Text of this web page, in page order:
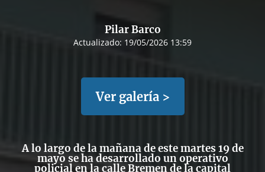
Pilar Barco
Actualizado: 19/05/2026 13:59
Ver galería >
A lo largo de la mañana de este martes 19 de
mayo se ha desarrollado unoperativo
policial en la calle Bremende la capital